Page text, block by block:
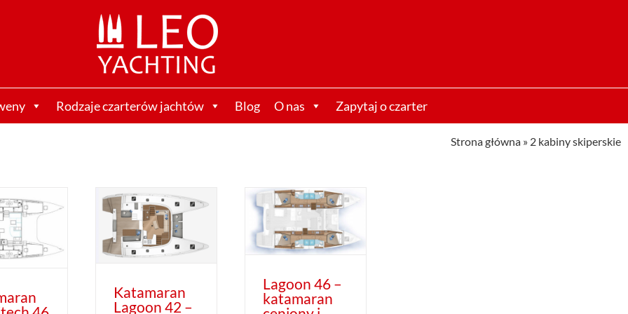
Rodzaje czarterów jachtów Blog O nas Zapytaj o czarter
Strona główna » 2 kabiny skiperskie
Katamaran
Lagoon 42 –
i lubiany
Jachty i
Katamaran
Lagoon 42 –
katamaran
ceniony i lubiany
Jachty i
katamarany
katamaran
flybridge
Lagoon 46 –
katamaran